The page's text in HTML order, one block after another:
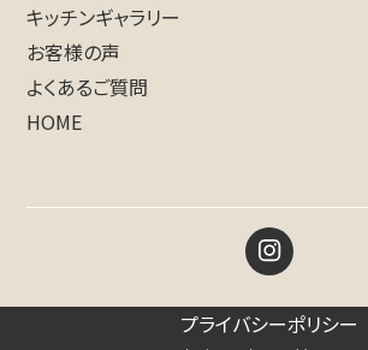
キッチンギャラリー
お客様の声
よくあるご質問
HOME
プライバシーポリシー